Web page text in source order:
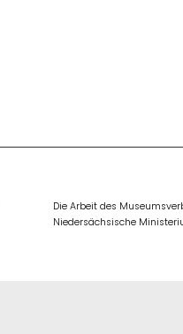
Die Arbeit des
Niedersächsische